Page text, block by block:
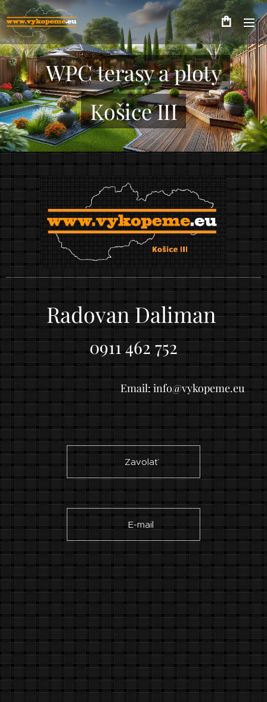
WPC terasy a ploty
Košice III
Radovan Daliman
0911 462 752
Email: info@vykopeme.eu
☎ Zavolať
✉ E-mail